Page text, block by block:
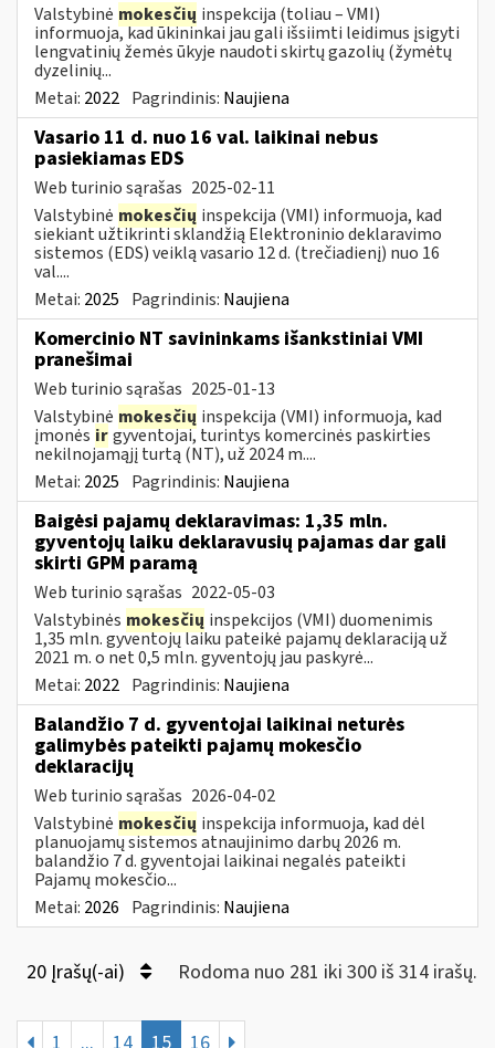
Valstybinė mokesčių inspekcija (toliau – VMI)
informuoja, kad ūkininkai jau gali išsiimti leidimus įsigyti
lengvatinių žemės ūkyje naudoti skirtų gazolių (žymėtų
dyzelinių...
Metai: 2022 Pagrindinis: Naujiena
Vasario 11 d. nuo 16 val. laikinai nebus
pasiekiamas EDS
Web turinio sąrašas 2025-02-11
Valstybinė mokesčių inspekcija (VMI) informuoja, kad
siekiant užtikrinti sklandžią Elektroninio deklaravimo
sistemos (EDS) veiklą vasario 12 d. (trečiadienį) nuo 16
val....
Metai: 2025 Pagrindinis: Naujiena
Komercinio NT savininkams išankstiniai VMI
pranešimai
Web turinio sąrašas 2025-01-13
Valstybinė mokesčių inspekcija (VMI) informuoja, kad
įmonės irgyventojai, turintys komercinės paskirties
nekilnojamąjį turtą (NT), už 2024 m....
Metai: 2025 Pagrindinis: Naujiena
Baigėsi pajamų deklaravimas: 1,35 mln.
gyventojų laiku deklaravusių pajamas dar gali
skirti GPM paramą
Web turinio sąrašas 2022-05-03
Valstybinės mokesčių inspekcijos (VMI) duomenimis
1,35 mln. gyventojų laiku pateikė pajamų deklaraciją už
2021 m. o net 0,5 mln. gyventojų jau paskyrė...
Metai: 2022 Pagrindinis: Naujiena
Balandžio 7 d. gyventojai laikinai neturės
galimybės pateikti pajamų mokesčio
deklaracijų
Web turinio sąrašas 2026-04-02
Valstybinė mokesčių inspekcija informuoja, kad dėl
planuojamų sistemos atnaujinimo darbų 2026 m.
balandžio 7 d. gyventojai laikinai negalės pateikti
Pajamų mokesčio...
Metai: 2026 Pagrindinis: Naujiena
20 Įrašų(-ai) Rodoma nuo 281 iki 300 iš 314 irašų.
1 ... 14 15 16